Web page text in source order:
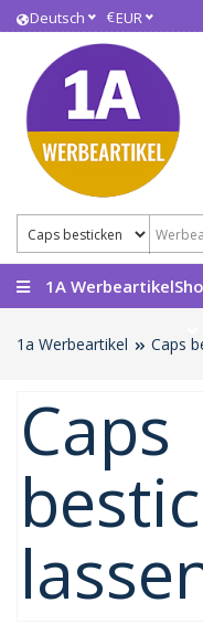
Deutsch €EUR
1A
1a Werbeartikel Caps
Caps